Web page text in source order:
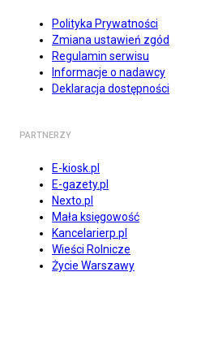
Polityka Prywatności
Zmiana ustawień zgód
Regulamin serwisu
Informacje o nadawcy
Deklaracja dostępności
PARTNERZY
E-kiosk.pl
E-gazety.pl
Nexto.pl
Mała księgowość
Kancelarierp.pl
Wieści Rolnicze
Życie Warszawy